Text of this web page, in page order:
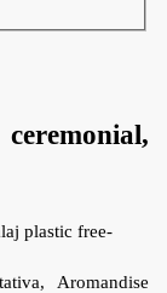
plastic free-
Aromandise